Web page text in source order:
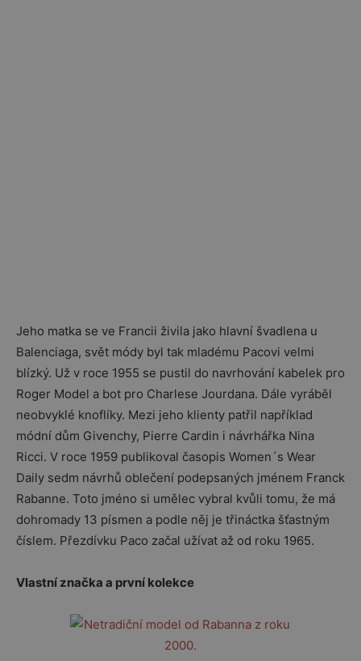
Jeho matka se ve Francii živila jako hlavní švadlena u
Balenciaga, svět módy byl tak mladému Pacovi velmi
blízký. Už v roce 1955 se pustil do navrhování kabelek pro
Roger Model a bot pro Charlese Jourdana. Dále vyráběl
neobvyklé knoflíky. Mezi jeho klienty patřil například
módní dům Givenchy, Pierre Cardin i návrhářka Nina
Ricci. V roce 1959 publikoval časopis Women´s Wear
Daily sedm návrhů oblečení podepsaných jménem Franck
Rabanne. Toto jméno si umělec vybral kvůli tomu, že má
dohromady 13 písmen a podle něj je třináctka šťastným
číslem. Přezdívku Paco začal užívat až od roku 1965.
Vlastní značka a první kolekce